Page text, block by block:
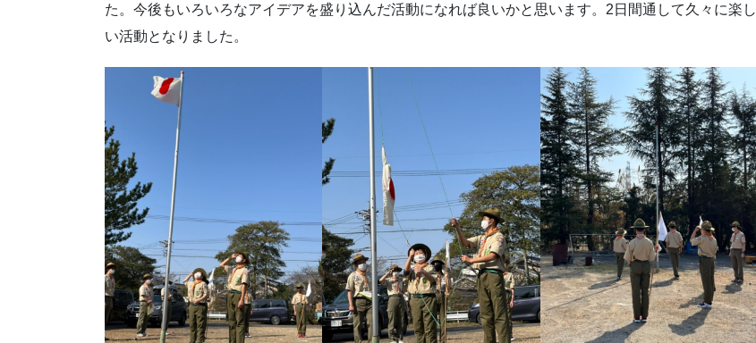
た。今後もいろいろなアイデアを盛り込んだ活動になれば良いかと思います。2日間通して久々に楽し
い活動となりました。